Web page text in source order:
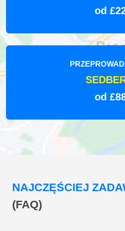
od
od
NAJCZĘŚCIEJ
(FAQ)